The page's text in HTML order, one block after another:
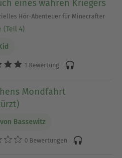
eines wahren Kriegers
Hör-Abenteuer für Minecrafter
(Teil 4)
1 Bewertung
Mondfahrt
Bassewitz
0 Bewertungen